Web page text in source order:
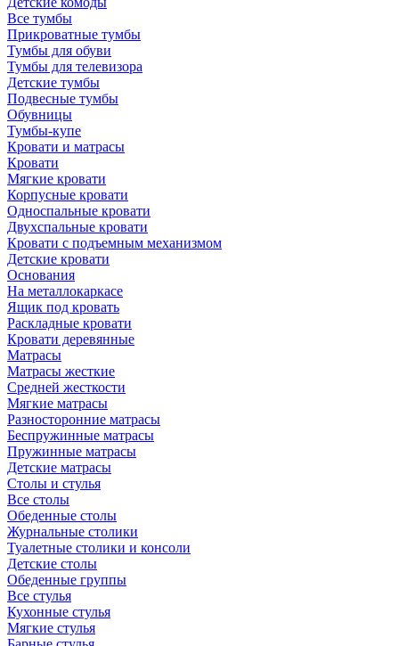
Все тумбы
Прикроватные тумбы
Тумбы для обуви
Тумбы для телевизора
Детские тумбы
Подвесные тумбы
Обувницы
Тумбы-купе
Кровати и матрасы
Кровати
Мягкие кровати
Корпусные кровати
Односпальные кровати
Двухспальные кровати
Кровати с подъемным механизмом
Детские кровати
Основания
На металлокаркасе
Ящик под кровать
Раскладные кровати
Кровати деревянные
Матрасы
Матрасы жесткие
Средней жесткости
Мягкие матрасы
Разносторонние матрасы
Беспружинные матрасы
Пружинные матрасы
Детские матрасы
Столы и стулья
Все столы
Обеденные столы
Журнальные столики
Туалетные столики и консоли
Детские столы
Обеденные группы
Все стулья
Кухонные стулья
Мягкие стулья